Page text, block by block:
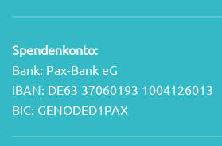
Spendenkonto:
Bank: Pax-Bank eG
IBAN: DE63 37060193 1004126013
BIC: GENODED1PAX